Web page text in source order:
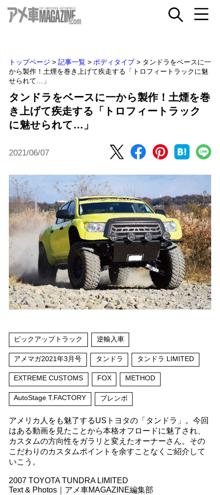
トップページ > 記事一覧 > ボディタイプ > タンドラをベースに一
から製作！土煙を巻き上げて疾走する「トロフィートラックに魅
せられて…」
タンドラをベースに一から製作！土煙を巻
き上げて疾走する「トロフィートラック
に魅せられて…」
2021/06/07
ピックアップトラック 逆輸入車
アメマガ2021年3月号 タンドラ タンドラ LIMITED
EXTREME CUSTOMS FOX METHOD
AutoStage T.FACTORY ブレンボ
アメリカ人をも魅了するUSトヨタの「タンドラ」。今回
はある動画を見たことから本格オフロードに魅了され、
カスタムの方向性をガラリと変えたオーナーさん。その
こだわりのカスタムポイントを余すことなくご紹介して
いこう。
2007 TOYOTA TUNDRA LIMITED
Text & Photos｜アメ車MAGAZINE編集部